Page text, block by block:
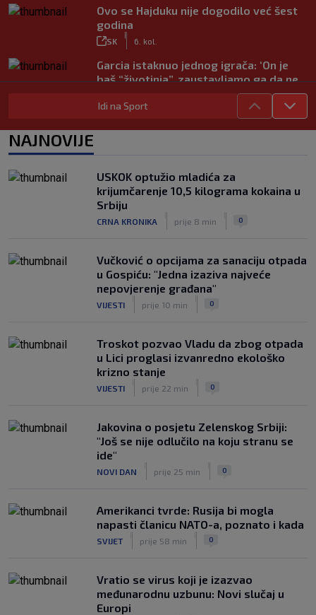
Ovo se Hajduku nije dogodilo već šest
godina
SK 6. kol.
Garcia istaknuo jednog igrača: ‘On je
baš “životinja”, zaustavljamo ga da ne
SK
|
6. kol.
Junak riječke pobjede priznao: ‘Nisam
SK 6. kol.
Pajaziti: Pokušat ćemo biti bolji protiv
Istre
|
Idi na Sport
NAJNOVIJE
USKOK optužio mladića za
krijumčarenje 10,5 kilograma kokaina u
Srbiju
CRNA KRONIKA prije 8 min 0
Vučković o opcijama za sanaciju otpada
u Gospiću: "Jedna izaziva najveće
nepovjerenje građana"
VIJESTI prije 10 min 0
Troskot pozvao Vladu da zbog otpada
u Lici proglasi izvanredno ekološko
krizno stanje
VIJESTI prije 22 min 0
Jakovina o posjetu Zelenskog Srbiji:
"Još se nije odlučilo na koju stranu se
ide"
NOVI DAN prije 25 min 0
Amerikanci tvrde: Rusija bi mogla
napasti članicu NATO-a, poznato i kada
SVIJET prije 58 min 0
Vratio se virus koji je izazvao
međunarodnu uzbunu: Novi slučaj u
Europi